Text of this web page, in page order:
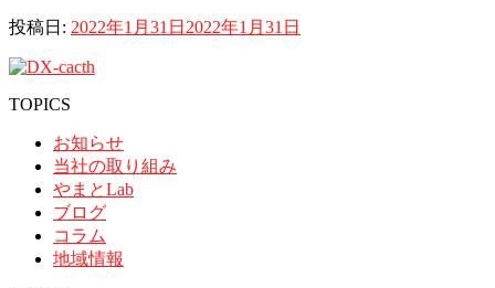
投稿日: 2022年1月31日 2022年1月31日
TOPICS
お知らせ
当社の取り組み
やまとLab
ブログ
コラム
地域情報